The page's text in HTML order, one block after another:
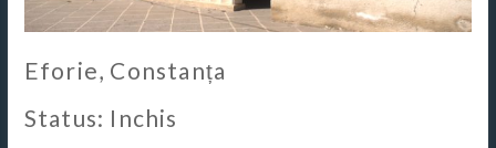
Eforie, Constanța
Status: Inchis